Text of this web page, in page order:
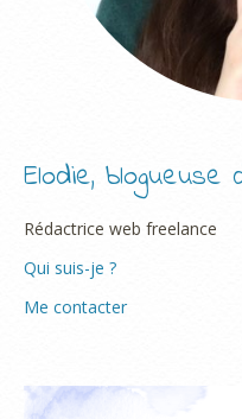
Elodie, blogueuse
Rédactrice web freelance
Qui suis-je ?
Me contacter